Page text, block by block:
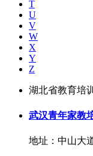
T
U
V
W
X
Y
Z
湖北省教育培训
武汉青年家教
地址：中山大